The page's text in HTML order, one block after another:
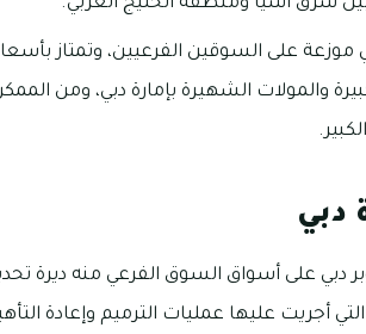
بين شرق آسيا ومنطقة الخليج العربي.
على السوقين الفرعيين، وتمتاز
والمولات الشهيرة بإمارة دبي، ومن
دبي
على أسواق السوق الفرعي منه ديرة
التي أجريت عليها عمليات الترميم وإعادة